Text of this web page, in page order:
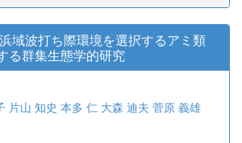
域波打ち際環境を選択するアミ類
る群集生態学的研究
片山 知史 本多 仁 大森 迪夫 菅原 義雄